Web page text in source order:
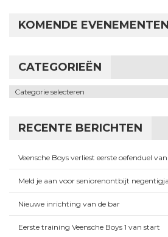
KOMENDE EVENEMENTEN
CATEGORIEËN
Categorieën
RECENTE BERICHTEN
Veensche Boys verliest eerste oefenduel
Meld je aan voor seniorenontbijt
Nieuwe inrichting van de bar
Eerste training Veensche Boys 1 van start